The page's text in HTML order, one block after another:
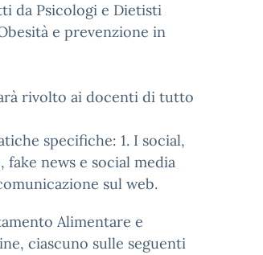
da Psicologi e Dietisti
e prevenzione in
rivolto ai docenti di tutto
specifiche: 1. I social,
news e social media
sul web.
Alimentare e
ciascuno sulle seguenti